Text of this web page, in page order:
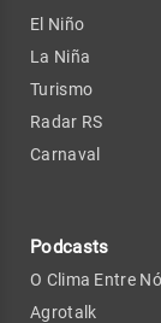
El Niño
La Niña
Turismo
Radar RS
Carnaval
Podcasts
O Clima Entre
Agrotalk